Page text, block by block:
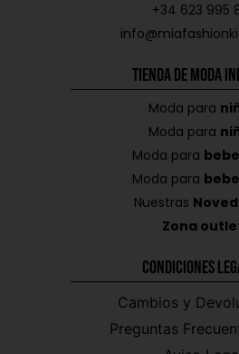
+34 623 995
Tienda de Moda
Moda para
Moda para
Moda para
Moda para
Nuestras
Zona
Condiciones
Cambios y
Preguntas